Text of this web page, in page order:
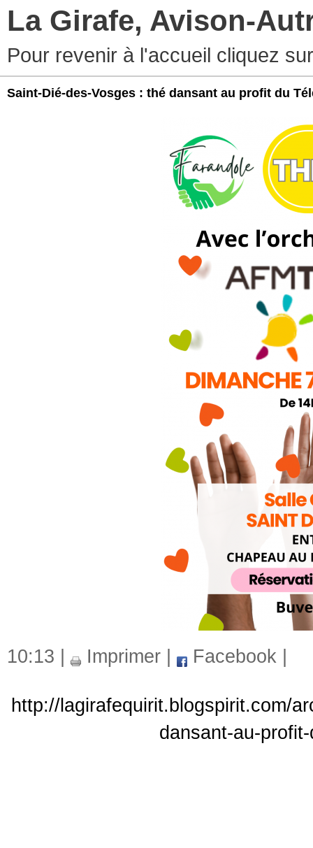
La Girafe, Avison-
Pour revenir à l'accueil cliquez
Saint-Dié-des-Vosges : thé dansant au profit du
10:13 | Imprimer Facebook
http://lagirafequirit.blogspirit.com/
dansant-au-